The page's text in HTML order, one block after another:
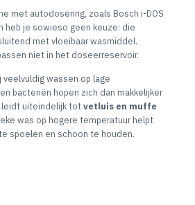
met autodosering, zoals Bosch i-DOS
heb je sowieso geen keuze: die
met vloeibaar wasmiddel.
niet in het doseerreservoir.
veelvuldig wassen op lage
bacteriën hopen zich dan makkelijker
leidt uiteindelijk totvetluis en muffe
was op hogere temperatuur helpt
spoelen en schoon te houden.